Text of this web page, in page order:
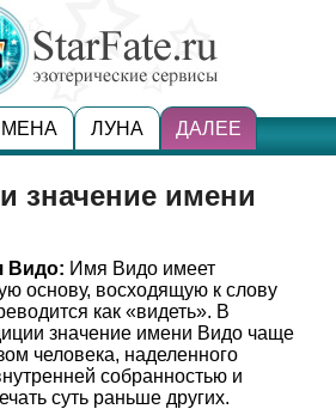
ЛУНА ДАЛЕЕ
значение имени
Видо: Имя Видо имеет
основу, восходящую к слову
как «видеть». В
значение имени Видо чаще
человека, наделенного
собранностью и
суть раньше других.